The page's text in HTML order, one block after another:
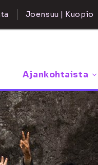
Joensuu | Kuopio
Ajankohtaista